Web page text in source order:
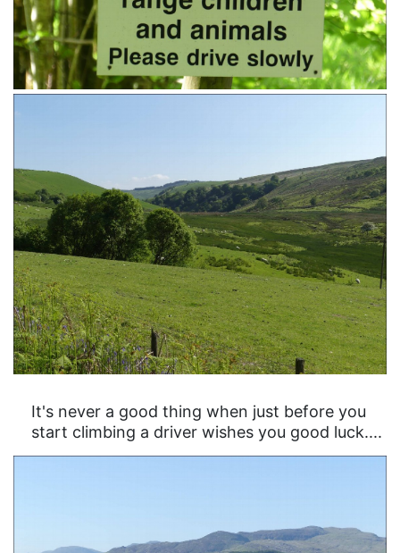
It's never a good thing when just before you
start climbing a driver wishes you good luck....